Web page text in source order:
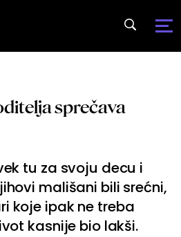
sprečava
tu za svoju decu i
mališani bili srećni,
koje ipak ne treba
kasnije bio lakši.